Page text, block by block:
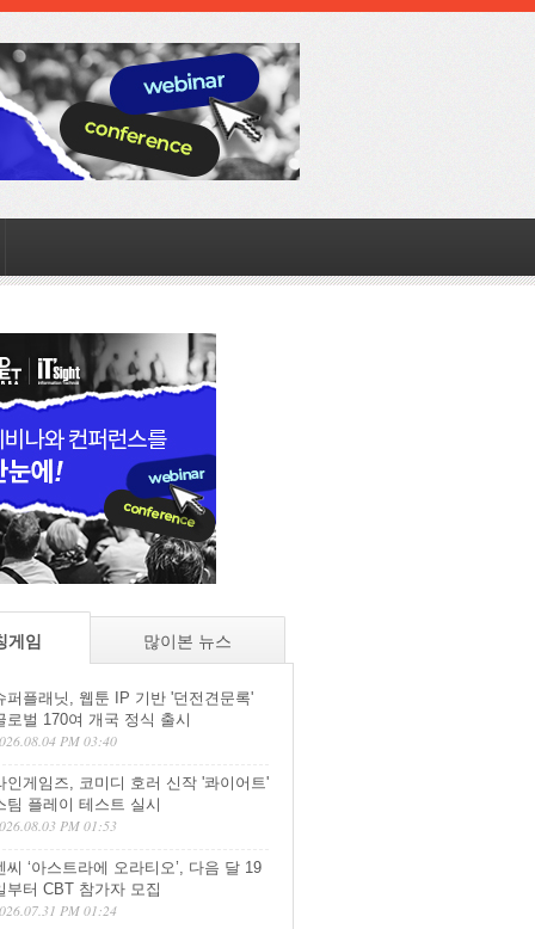
게임 많이본 뉴스
퍼플래닛, 웹툰 IP 기반 '던전견문록'
로벌 170여 개국 정식 출시
PM 03:40
인게임즈, 코미디 호러 신작 '콰이어트'
팀 플레이 테스트 실시
PM 01:53
씨 ‘아스트라에 오라티오’, 다음 달 19
부터 CBT 참가자 모집
PM 01:24